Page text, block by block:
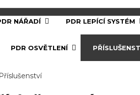
NÁŘADÍ PDR LEPÍCÍ SYSTÉM
PDR OSVĚTLENÍ
Příslušenství